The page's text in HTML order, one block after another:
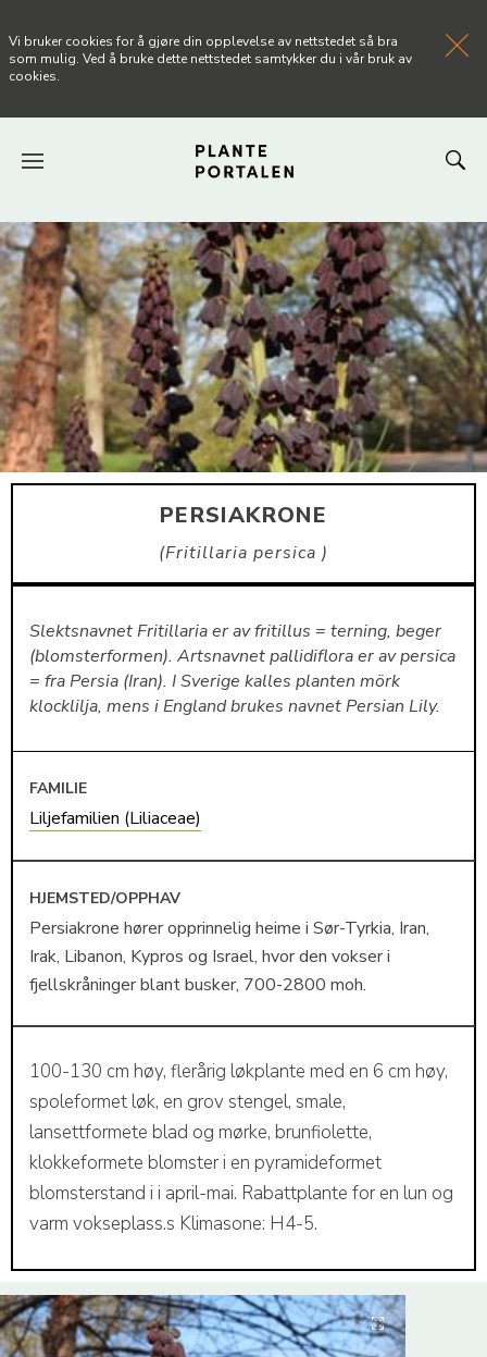
FORSIDEN
NYHETER
ARTIKLER
OM PLANTEPORTALEN
KONTAKT
Vi bruker cookies for å gjøre din opplevelse av nettstedet så bra
som mulig. Ved å bruke dette nettstedet samtykker du i vår bruk av
cookies.
PERSIAKRONE
Fritillaria persica
Slektsnavnet Fritillaria er av fritillus = terning, beger
(blomsterformen). Artsnavnet pallidiflora er av persica
= fra Persia (Iran). I Sverige kalles planten mörk
klocklilja, mens i England brukes navnet Persian Lily.
FAMILIE
Liljefamilien (Liliaceae)
HJEMSTED/OPPHAV
Persiakrone hører opprinnelig heime i Sør-Tyrkia, Iran,
Irak, Libanon, Kypros og Israel, hvor den vokser i
fjellskråninger blant busker, 700-2800 moh.
100-130 cm høy, flerårig løkplante med en 6 cm høy,
spoleformet løk, en grov stengel, smale,
lansettformete blad og mørke, brunfiolette,
klokkeformete blomster i en pyramideformet
blomsterstand i i april-mai. Rabattplante for en lun og
varm vokseplass.s Klimasone: H4-5.